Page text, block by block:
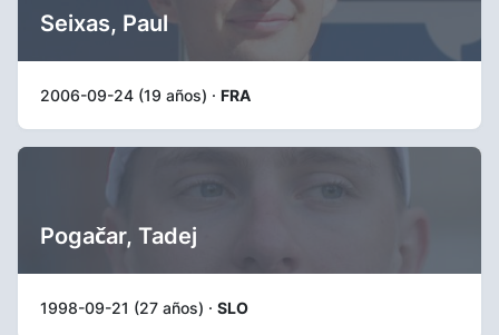
Seixas, Paul
2006-09-24 (19 años) · FRA
Pogačar, Tadej
1998-09-21 (27 años) · SLO